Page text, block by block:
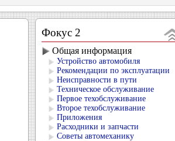
Фокус 2
Общая информация
Устройство автомобиля
Рекомендации по эксплуатации
Неисправности в пути
Техническое обслуживание
Первое техобслуживание
Второе техобслуживание
Приложения
Расходники и запчасти
Советы автомеханику